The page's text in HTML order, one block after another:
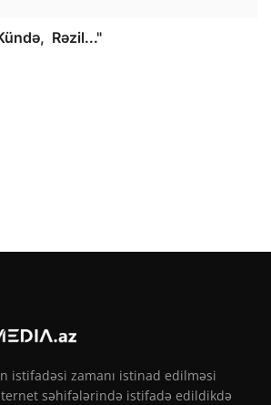
Rə­zil..."
istifadəsi zamanı istinad edilməsi
səhifələrində istifadə edildikdə